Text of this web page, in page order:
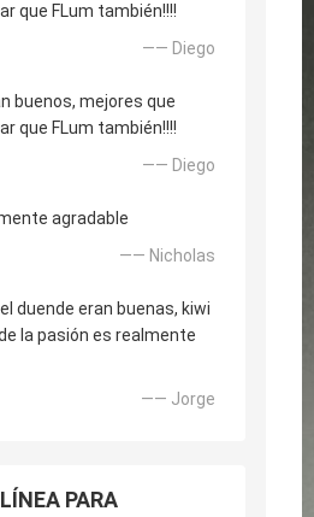
que FLum también!!!!
—— Diego
buenos, mejores que
que FLum también!!!!
—— Diego
agradable
—— Nicholas
duende eran buenas, kiwi
la pasión es realmente
—— Jorge
PARA